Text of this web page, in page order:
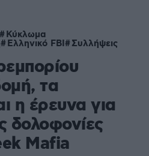
Κύκλωμα
Ελληνικό FBI Συλλήψεις
τα
η έρευνα για
δολοφονίες
Mafia